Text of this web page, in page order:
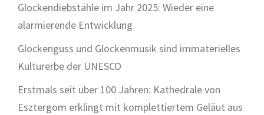
Glockendiebstähle im Jahr 2025: Wieder eine
alarmierende Entwicklung
Glockenguss und Glockenmusik sind immaterielles
Kulturerbe der UNESCO
Erstmals seit über 100 Jahren: Kathedrale von
Esztergom erklingt mit komplettiertem Geläut aus